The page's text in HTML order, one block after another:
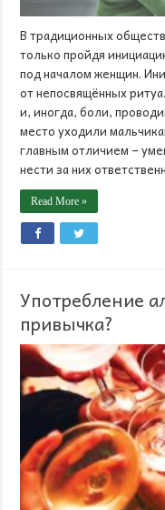
В традиционных
только пройдя
под началом женщин.
от непосвящённых
и, иногда, боли,
место уходили
главным отличием –
нести за них
Read More »
Употребление
привычка?